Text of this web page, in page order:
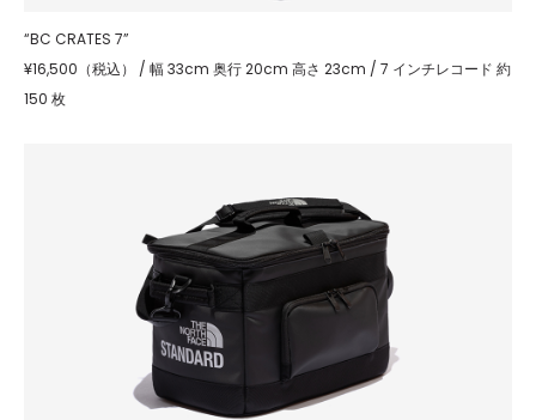
“BC CRATES 7”
¥16,500（税込） / 幅 33cm 奥行 20cm 高さ 23cm / 7 インチレコード 約
150 枚